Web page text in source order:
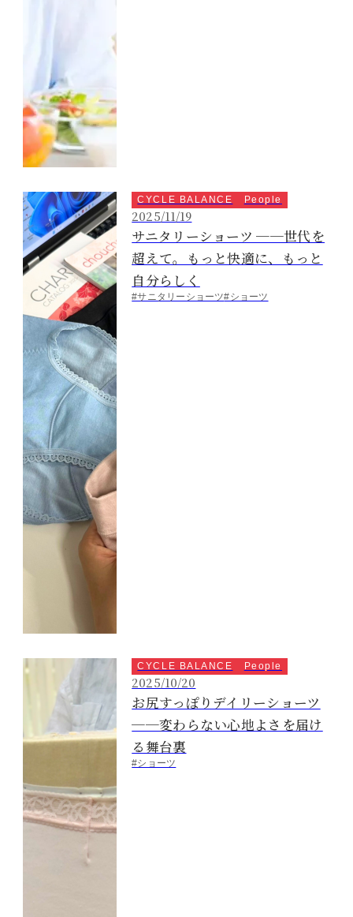
CYCLE BALANCE People
2025/11/19
サニタリーショーツ ──世代を
超えて。もっと快適に、もっと
自分らしく
#サニタリーショーツ#ショーツ
CYCLE BALANCE People
2025/10/20
お尻すっぽりデイリーショーツ
──変わらない心地よさを届け
る舞台裏
#ショーツ